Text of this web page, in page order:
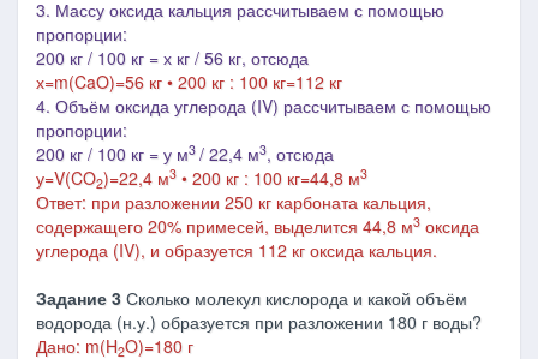
3. Массу оксида кальция рассчитываем с помощью
пропорции:
200 кг / 100 кг = х кг / 56 кг, отсюда
х=m(CaO)=56 кг • 200 кг : 100 кг=112 кг
4. Объём оксида углерода (IV) рассчитываем с помощью
пропорции:
200 кг / 100 кг = у м3 / 22,4 м3, отсюда
у=V(CO2)=22,4 м3 • 200 кг : 100 кг=44,8 м3
Ответ: при разложении 250 кг карбоната кальция,
содержащего 20% примесей, выделится 44,8 м3 оксида
углерода (IV), и образуется 112 кг оксида кальция.
Задание 3 Сколько молекул кислорода и какой объём
водорода (н.у.) образуется при разложении 180 г воды?
Дано: m(H2O)=180 г